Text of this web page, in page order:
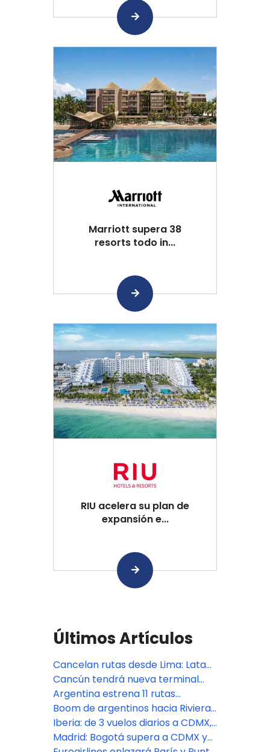
Marriott supera 38
resorts todo in...
RIU acelera su plan de
expansión e...
Últimos Artículos
Cancelan rutas desde Lima: Latam
a Tucumán y Sky a Cancún
Cancún tendrá nueva terminal
aérea
Argentina estrena 11 rutas
internacionales en 2026
Boom de argentinos hacia Riviera
Maya y Punta Cana por el dólar
Iberia: de 3 vuelos diarios a CDMX,
40 pasajeros van a Cancún
Madrid: Bogotá supera a CDMX y